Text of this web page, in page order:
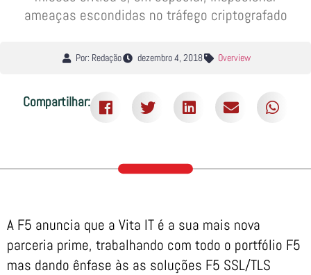
ameaças escondidas no tráfego criptografado
Por: Redação dezembro 4, 2018 Overview
Compartilhar:
A F5 anuncia que a Vita IT é a sua mais nova
parceria prime, trabalhando com todo o portfólio F5
mas dando ênfase às as soluções F5 SSL/TLS